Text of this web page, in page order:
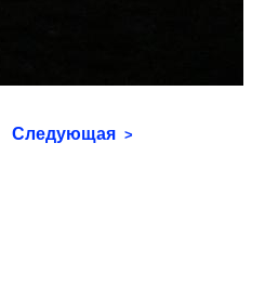
Следующая >